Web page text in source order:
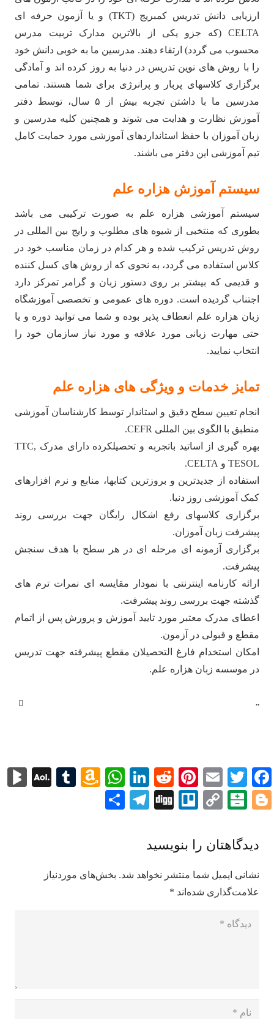
ارزیابی دانش تدریس کمبریج (TKT) و یا آزمون حرفه ای
CELTA (که جزو یکی از بالاترین مدارک تربیت مدرس
محسوب می گردد) ارتقاء دهند. مدرسین ما به خوبی دانش خود
را با روش های نوین تدریس در دنیا به روز کرده اند و آمادگی
برگزاری کلاسهای پربار و پرانرژی برای شما هستند. تمامی
مدرسین ما با داشتن تجربه بیش از ۵ سال، توسط دفتر
آموزش نظارت و هدایت می شوند و همچنین کلیه مدرسین و
زبان آموزان با حفظ استانداردهای آموزشی مورد حمایت کامل
تیم آموزشی این دفتر می باشند.
سیستم آموزش هزاره علم
سیستم آموزشی هزاره علم به صورت ترکیبی می باشد
بطوری که منتخبی از شیوه های مطلوب و رایج بین المللی در
روش تدریس ترکیب شده و هر کدام در زمان مناسب خود در
کلاس استفاده می گردد، به نحوی که از روش های کسل کننده
و قدیمی که بیشتر بر روی دستور زبان و گرامر تمرکز دارد
اجتناب گردیده است. دوره های عمومی و تخصصی آموزشگاه
زبان هزاره علم انعطاف پذیر بوده و شما می توانید دوره و یا
حتی مهارت زبانی مورد علاقه و مورد نیاز سازمان خود را
انتخاب نمایید.
تمایز خدمات و ویژگی های هزاره علم
انجام تعیین سطح دقیق و استاندار توسط کارشناسان آموزشی
منطبق با الگوی بین المللی CEFR.
بهره گیری از اساتید باتجربه و تحصیلکرده دارای مدرک TTC,
TESOL و CELTA.
استفاده از جدیدترین و بروزترین کتابها، منابع و نرم افزارهای
کمک آموزشی روز دنیا.
برگزاری کلاسهای رفع اشکال رایگان جهت بررسی روند
پیشرفت زبان آموزان.
برگزاری آزمونه ای مرحله ای در هر سطح با هدف سنجش
پیشرفت.
ارائه کارنامه اینترنتی با نمودار مقایسه ای نمرات ترم های
گذشته جهت بررسی روند پیشرفت.
اعطای مدرک معتبر مورد تایید آموزش و پرورش پس از اتمام
مقطع و قبولی در آزمون.
امکان استخدام فارغ التحصیلان مقطع پیشرفته جهت تدریس
در موسسه زبان هزاره علم.
Facebook
Twitter
Email
Pinterest
Reddit
LinkedIn
WhatsApp
Amazon
Tumblr
AOL
Blogger
Balatarin
Copy
Trello
Digg
Telegram
اشتراک
دیدگاهتان را بنویسید
نشانی ایمیل شما منتشر نخواهد شد. بخش‌های موردنیاز
علامت‌گذاری شده‌اند *